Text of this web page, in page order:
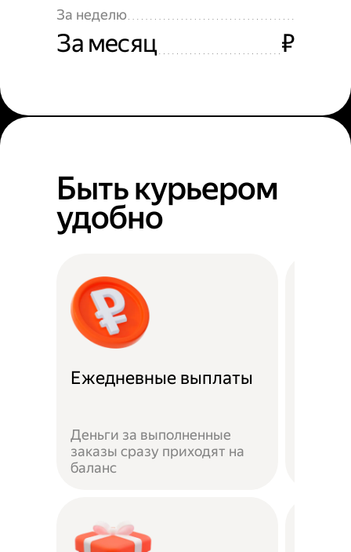
За неделю
За месяц ₽
Быть курьером
удобно
Ежедневные выплаты
Деньги за выполненные
заказы сразу приходят на
баланс